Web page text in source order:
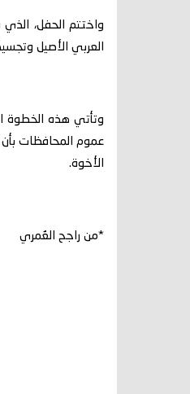
واختتم الحفل،
العربي الأصيل
وتأتي هذه الخطوة
عموم المحافظات بأن
الأخوة.
*من راجح العُمري